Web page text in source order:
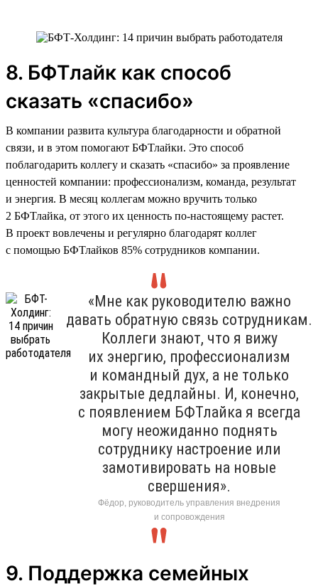
8. БФТлайк как способ
сказать «спасибо»
В компании развита культура благодарности и обратной
связи, и в этом помогают БФТлайки. Это способ
поблагодарить коллегу и сказать «спасибо» за проявление
ценностей компании: профессионализм, команда, результат
и энергия. В месяц коллегам можно вручить только
2 БФТлайка, от этого их ценность по-настоящему растет.
В проект вовлечены и регулярно благодарят коллег
с помощью БФТлайков 85% сотрудников компании.
«Мне как руководителю важно
давать обратную связь сотрудникам.
Коллеги знают, что я вижу
их энергию, профессионализм
и командный дух, а не только
закрытые дедлайны. И, конечно,
с появлением БФТлайка я всегда
могу неожиданно поднять
сотруднику настроение или
замотивировать на новые
свершения».
Фёдор, руководитель управления внедрения
и сопровождения
9. Поддержка семейных